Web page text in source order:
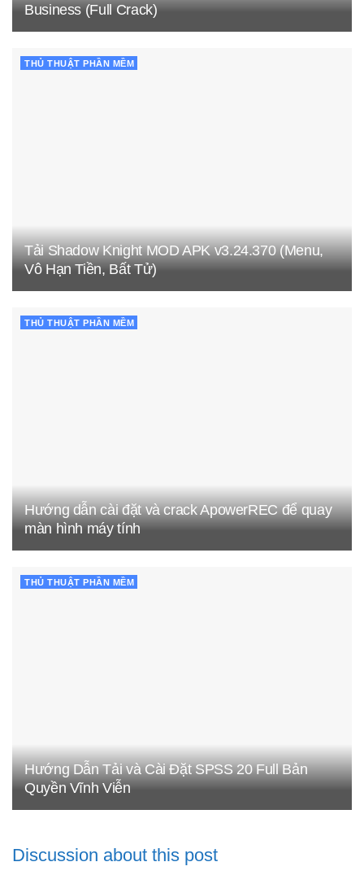
Business (Full Crack)
THỦ THUẬT PHẦN MỀM
Tải Shadow Knight MOD APK v3.24.370 (Menu,
Vô Hạn Tiền, Bất Tử)
THỦ THUẬT PHẦN MỀM
Hướng dẫn cài đặt và crack ApowerREC để quay
màn hình máy tính
THỦ THUẬT PHẦN MỀM
Hướng Dẫn Tải và Cài Đặt SPSS 20 Full Bản
Quyền Vĩnh Viễn
Discussion about this post